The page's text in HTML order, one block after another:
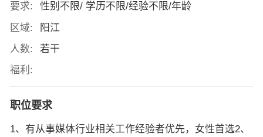
要求:
性别不限/ 学历不限/经验不限/年龄
区域:
阳江
人数:
若干
福利:
职位要求
1、有从事媒体行业相关工作经验者优先，女性首选2、